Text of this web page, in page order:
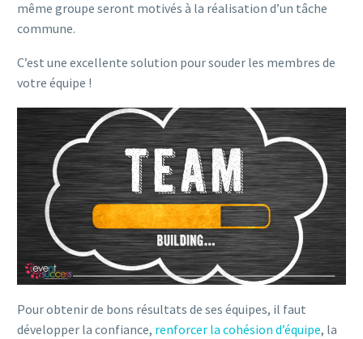
même groupe seront motivés à la réalisation d’un tâche
commune.
C’est une excellente solution pour souder les membres de
votre équipe !
Pour obtenir de bons résultats de ses équipes, il faut
développer la confiance, renforcer la cohésion d’équipe, la